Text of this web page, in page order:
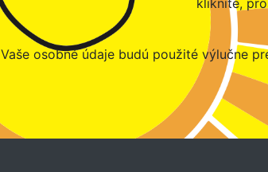
kliknite,
Vaše osobné údaje budú použité výlučne